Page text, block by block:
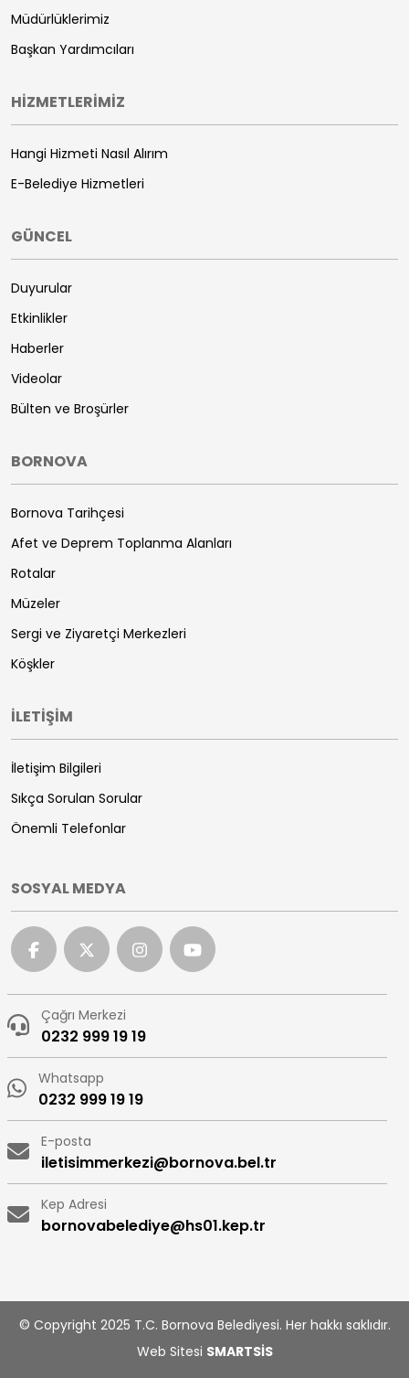
Müdürlüklerimiz
Başkan Yardımcıları
HİZMETLERİMİZ
Hangi Hizmeti Nasıl Alırım
E-Belediye Hizmetleri
GÜNCEL
Duyurular
Etkinlikler
Haberler
Videolar
Bülten ve Broşürler
BORNOVA
Bornova Tarihçesi
Afet ve Deprem Toplanma Alanları
Rotalar
Müzeler
Sergi ve Ziyaretçi Merkezleri
Köşkler
İLETİŞİM
İletişim Bilgileri
Sıkça Sorulan Sorular
Önemli Telefonlar
SOSYAL MEDYA
Çağrı Merkezi
0232 999 19 19
Whatsapp
0232 999 19 19
E-posta
iletisimmerkezi@bornova.bel.tr
Kep Adresi
bornovabelediye@hs01.kep.tr
© Copyright 2025 T.C. Bornova Belediyesi. Her hakkı saklıdır.
Web Sitesi SMARTSİS